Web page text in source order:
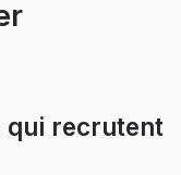
qui recrutent